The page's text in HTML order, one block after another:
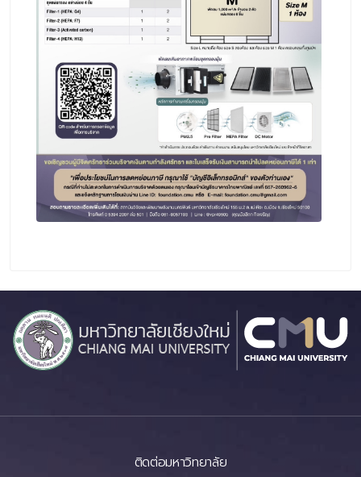
ติดต่อมหาวิทยาลัย